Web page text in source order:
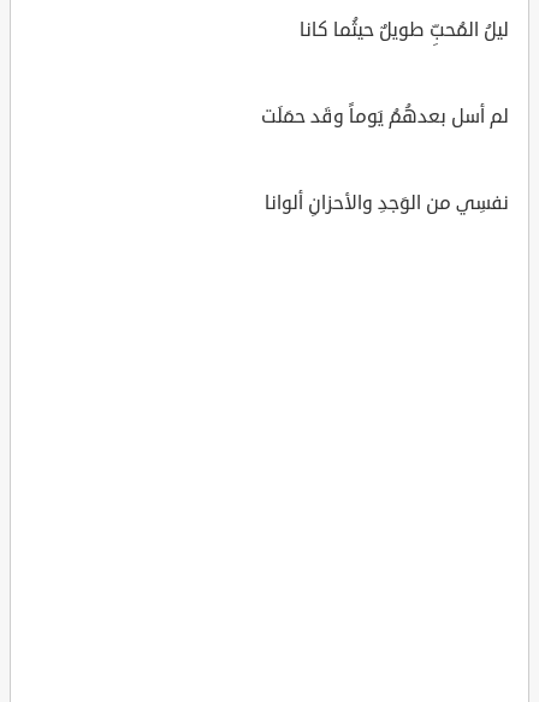
ليلُ المُحبِّ طويلٌ حيثُما كانا
لم أسل بعدهُمُ يَوماً وقَد حمَلَت
نفسِي من الوَجدِ والأحزانِ ألوانا